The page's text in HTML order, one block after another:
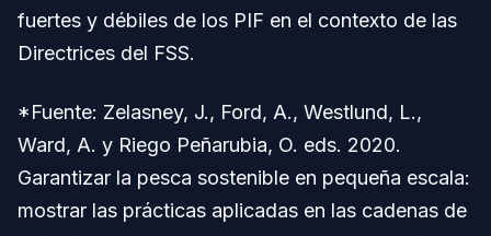
fuertes y débiles de los PIF en el contexto de las
Directrices del FSS.
*Fuente: Zelasney, J., Ford, A., Westlund, L.,
Ward, A. y Riego Peñarubia, O. eds. 2020.
Garantizar la pesca sostenible en pequeña escala:
mostrar las prácticas aplicadas en las cadenas de